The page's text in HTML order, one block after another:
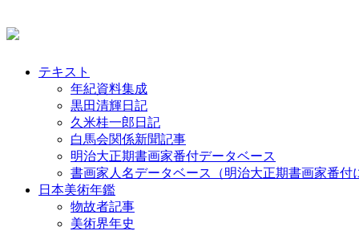
テキスト
年紀資料集成
黒田清輝日記
久米桂一郎日記
白馬会関係新聞記事
明治大正期書画家番付データベース
書画家人名データベース（明治大正期書画家番付
日本美術年鑑
物故者記事
美術界年史